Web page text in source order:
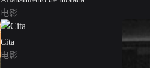
电影
Cita
电影